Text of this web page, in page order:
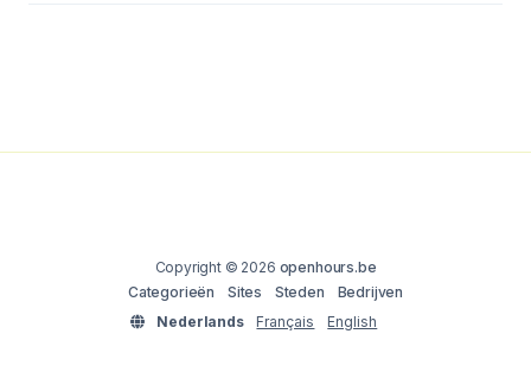
Copyright © 2026 openhours.be
Categorieën
Sites Steden
Bedrijven
Nederlands
Français English